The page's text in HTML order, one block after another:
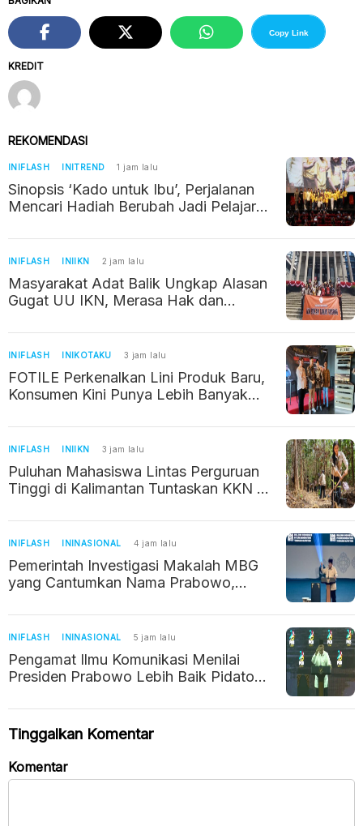
KREDIT
Copy Link
REKOMENDASI
INIFLASH INITREND 1 jam lalu
Sinopsis ‘Kado untuk Ibu’, Perjalanan
Mencari Hadiah Berubah Jadi Pelajaran
INIFLASH INIIKN 2 jam lalu
Masyarakat Adat Balik Ungkap Alasan
Gugat UU IKN, Merasa Hak dan
INIFLASH INIKOTAKU 3 jam lalu
FOTILE Perkenalkan Lini Produk Baru,
Konsumen Kini Punya Lebih Banyak
INIFLASH INIIKN 3 jam lalu
Puluhan Mahasiswa Lintas Perguruan
Tinggi di Kalimantan Tuntaskan KKN di
INIFLASH ININASIONAL 4 jam lalu
Pemerintah Investigasi Makalah MBG
yang Cantumkan Nama Prabowo,
INIFLASH ININASIONAL 5 jam lalu
Pengamat Ilmu Komunikasi Menilai
Presiden Prabowo Lebih Baik Pidato
Tinggalkan Komentar
Komentar